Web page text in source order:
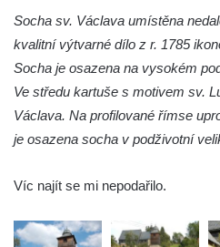
Socha Kozorožec horský v
Socha Včela v ZOO Hluboká
Socha Housenka v ZOO
Socha Nosorožík v ZOO Hluboká
Socha Beruška v ZOO Hluboká
Socha Volavka v ZOO Hluboká
Socha sv. Václava umístěna
kvalitní výtvarné dílo z r. 1785
Socha je osazena na vysokém
Ve středu kartuše s motivem sv.
Václava. Na profilované římse
je osazena socha v podživotní
Víc najít se mi nepodařilo.